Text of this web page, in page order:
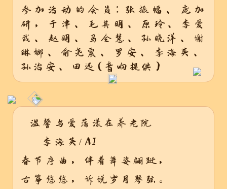
参加活动的会员：张振幅、庞加
研，于津、毛其明、原玲、李爱
武、赵明、马全慧、孙晓洋、谢
琳娜、俞尧震、罗安、李海英、
孙治安、田迅（音响提供）
温馨与爱荡漾在养老院
李海英/ AI
春节序曲，伴着舞姿翩跹，
古筝悠悠，诉说岁月琴弦。